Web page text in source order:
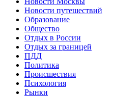
Новости путешествий
Образование
Общество
Отдых в России
Отдых за границей
ПДД
Политика
Происшествия
Психология
Рынки